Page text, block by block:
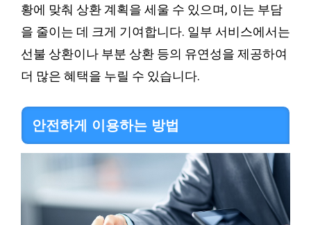
황에 맞춰 상환 계획을 세울 수 있으며, 이는 부담
을 줄이는 데 크게 기여합니다. 일부 서비스에서는
선불 상환이나 부분 상환 등의 유연성을 제공하여
더 많은 혜택을 누릴 수 있습니다.
안전하게 이용하는 방법